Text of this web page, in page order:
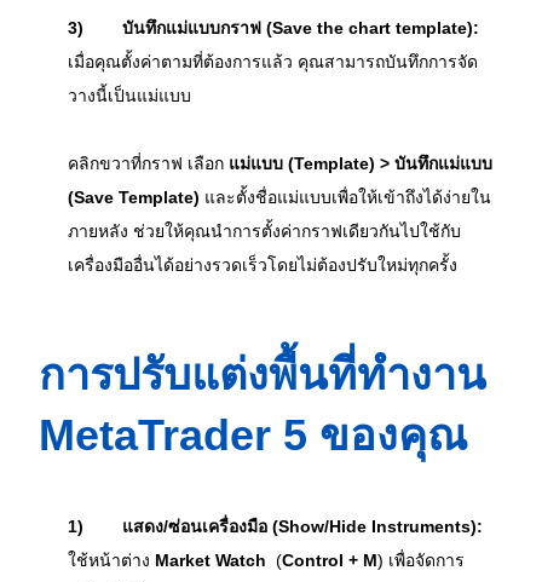
3)
บันทึกแม่แบบกราฟ (Save the chart template):
เมื่อคุณตั้งค่าตามที่ต้องการแล้ว คุณสามารถบันทึกการจัด
วางนี้เป็นแม่แบบ
คลิกขวาที่กราฟ เลือก แม่แบบ (Template) > บันทึกแม่แบบ
(Save Template) และตั้งชื่อแม่แบบเพื่อให้เข้าถึงได้ง่ายใน
ภายหลัง ช่วยให้คุณนำการตั้งค่ากราฟเดียวกันไปใช้กับ
เครื่องมืออื่นได้อย่างรวดเร็วโดยไม่ต้องปรับใหม่ทุกครั้ง
การปรับแต่งพื้นที่ทำงาน
MetaTrader 5 ของคุณ
1)
แสดง/ซ่อนเครื่องมือ (Show/Hide Instruments):
ใช้หน้าต่าง Market Watch (Control + M) เพื่อจัดการ